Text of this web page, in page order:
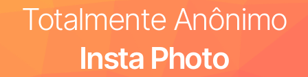
Destaques
Publicações
Totalmente Anônimo
Insta Photo